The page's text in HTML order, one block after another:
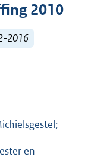
2010
2016
en